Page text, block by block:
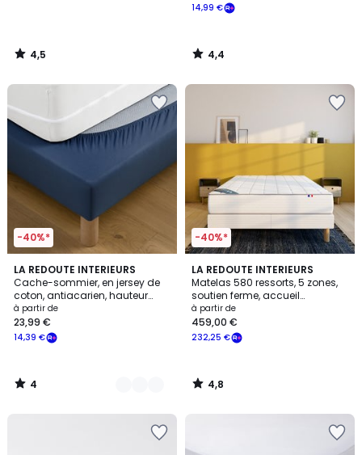
4,5
/
14,99 €
4,4
/
-40%*
LA REDOUTE INTERIEURS
Cache-sommier, en jersey de
coton, antiacarien, hauteur
maxi 25 cm
à partir de
14,39 €
23,99 €
4
/
5
5
Couleurs
4
/
-40%*
LA REDOUTE INTERIEURS
Matelas 580 ressorts, 5 zones,
soutien ferme, accueil
enveloppant
à partir de
232,25 €
459,00 €
4,8
/ 5
4,8
/